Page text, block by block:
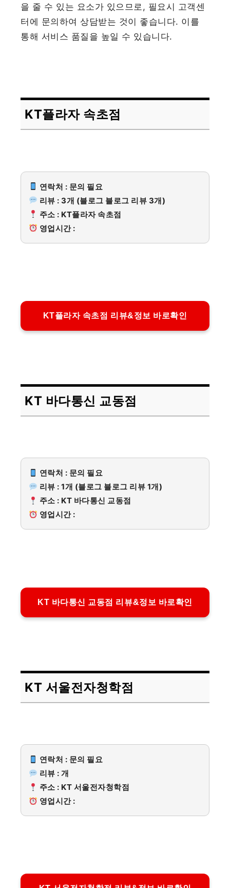
을 줄 수 있는 요소가 있으므로, 필요시 고객센
터에 문의하여 상담받는 것이 좋습니다. 이를
통해 서비스 품질을 높일 수 있습니다.
KT플라자 속초점
연락처 : 문의 필요
리뷰 : 3개 (블로그 블로그 리뷰 3개)
주소 : KT플라자 속초점
영업시간 :
KT플라자 속초점 리뷰&정보 바로확인
KT 바다통신 교동점
연락처 : 문의 필요
리뷰 : 1개 (블로그 블로그 리뷰 1개)
주소 : KT 바다통신 교동점
영업시간 :
KT 바다통신 교동점 리뷰&정보 바로확인
KT 서울전자청학점
연락처 : 문의 필요
리뷰 : 개
주소 : KT 서울전자청학점
영업시간 :